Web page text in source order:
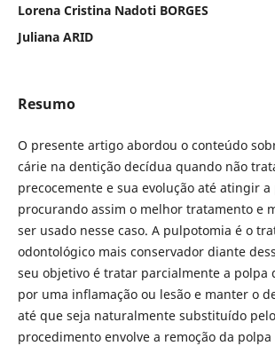
Lorena Cristina Nadoti BORGES
Juliana ARID
Resumo
O presente artigo abordou o conteúdo
cárie na dentição decídua quando não
precocemente e sua evolução até atingir
procurando assim o melhor tratamento e
ser usado nesse caso. A pulpotomia é o
odontológico mais conservador diante
seu objetivo é tratar parcialmente a polpa
por uma inflamação ou lesão e manter o
até que seja naturalmente substituído
procedimento envolve a remoção da